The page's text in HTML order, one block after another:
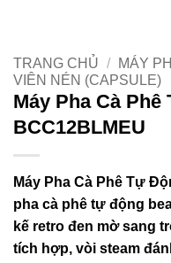
TRANG CHỦ / MÁY
VIÊN NÉN (CAPSULE)
Máy Pha Cà
BCC12BLMEU
Máy Pha Cà Phê Tự
pha cà phê tự động
kế retro đen mờ sang
tích hợp, vòi steam